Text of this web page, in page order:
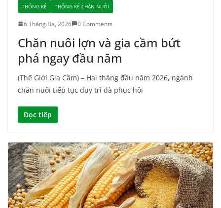
THỐNG KÊ THỐNG KÊ CHĂN NUÔI
6 Tháng Ba, 2026 0 Comments
Chăn nuôi lợn và gia cầm bứt
phá ngay đầu năm
(Thế Giới Gia Cầm) – Hai tháng đầu năm 2026, ngành
chăn nuôi tiếp tục duy trì đà phục hồi
Đọc tiếp